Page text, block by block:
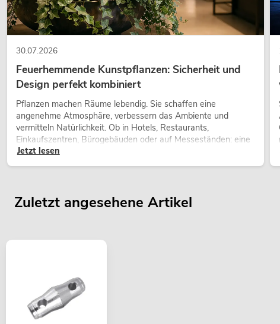
30.07.2026
Feuerhemmende Kunstpflanzen: Sicherheit und
Design perfekt kombiniert
Pflanzen machen Räume lebendig. Sie schaffen eine
angenehme Atmosphäre, verbessern das Ambiente und
vermitteln Natürlichkeit. Ob in Hotels, Restaurants,
Einkaufszentren, Bürogebäuden oder auf Messeständen: eine
hochwertige Begrünung gehört heute längst zum modernen
Raumkonzept.
Jetzt lesen
Zuletzt angesehene Artikel